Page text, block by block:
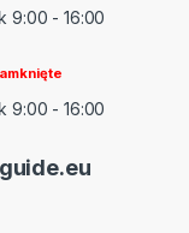
9:00 - 16:00
9:00 - 16:00